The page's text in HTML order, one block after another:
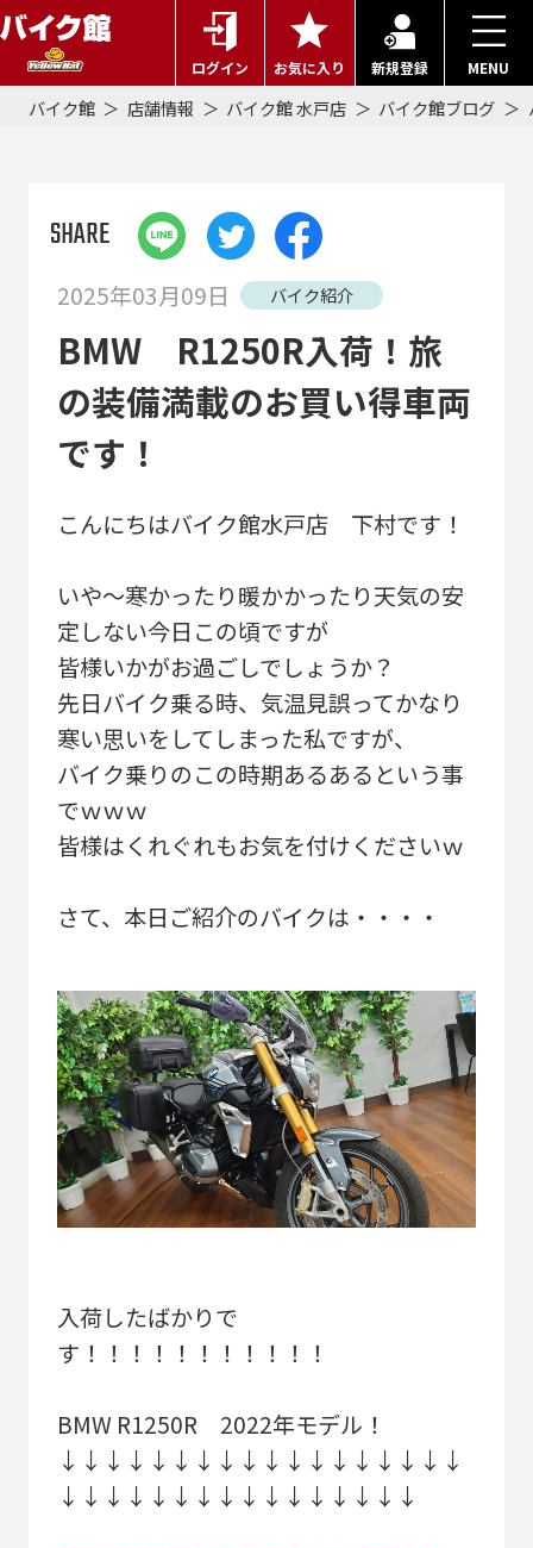
ログイン お気に入り 新規登録 MENU
バイク館 店舗情報 バイク館 水戸店 バイク館ブログ
SHARE
2025年03月09日 バイク紹介
BMW R1250R入荷！旅
の装備満載のお買い得車両
です！
こんにちはバイク館水戸店 下村です！
いや～寒かったり暖かかったり天気の安
定しない今日この頃ですが
皆様いかがお過ごしでしょうか？
先日バイク乗る時、気温見誤ってかなり
寒い思いをしてしまった私ですが、
バイク乗りのこの時期あるあるという事
でｗｗｗ
皆様はくれぐれもお気を付けくださいｗ
さて、本日ご紹介のバイクは・・・・
入荷したばかりで
す！！！！！！！！！！！
BMW R1250R 2022年モデル！
↓↓↓↓↓↓↓↓↓↓↓↓↓↓↓↓↓↓
↓↓↓↓↓↓↓↓↓↓↓↓↓↓↓↓